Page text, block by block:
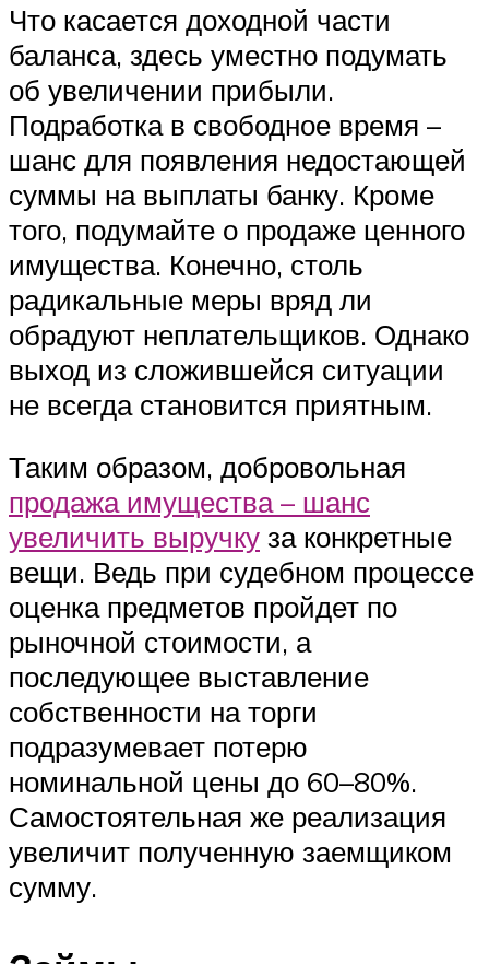
Что касается доходной части
баланса, здесь уместно подумать
об увеличении прибыли.
Подработка в свободное время –
шанс для появления недостающей
суммы на выплаты банку. Кроме
того, подумайте о продаже ценного
имущества. Конечно, столь
радикальные меры вряд ли
обрадуют неплательщиков. Однако
выход из сложившейся ситуации
не всегда становится приятным.
Таким образом, добровольная
продажа имущества – шанс
увеличить выручку за конкретные
вещи. Ведь при судебном процессе
оценка предметов пройдет по
рыночной стоимости, а
последующее выставление
собственности на торги
подразумевает потерю
номинальной цены до 60–80%.
Самостоятельная же реализация
увеличит полученную заемщиком
сумму.